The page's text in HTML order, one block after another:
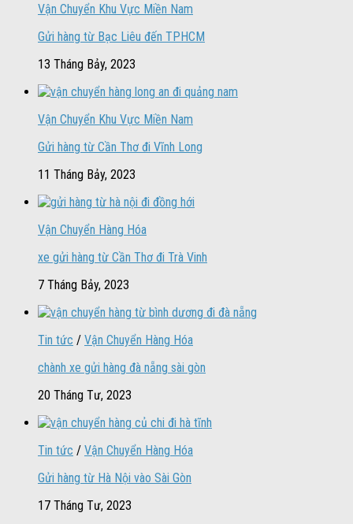
Vận Chuyển Khu Vực Miền Nam
Gửi hàng từ Bạc Liêu đến TPHCM
13 Tháng Bảy, 2023
Vận Chuyển Khu Vực Miền Nam
Gửi hàng từ Cần Thơ đi Vĩnh Long
11 Tháng Bảy, 2023
Vận Chuyển Hàng Hóa
xe gửi hàng từ Cần Thơ đi Trà Vinh
7 Tháng Bảy, 2023
Tin tức / Vận Chuyển Hàng Hóa
chành xe gửi hàng đà nẵng sài gòn
20 Tháng Tư, 2023
Tin tức / Vận Chuyển Hàng Hóa
Gửi hàng từ Hà Nội vào Sài Gòn
17 Tháng Tư, 2023